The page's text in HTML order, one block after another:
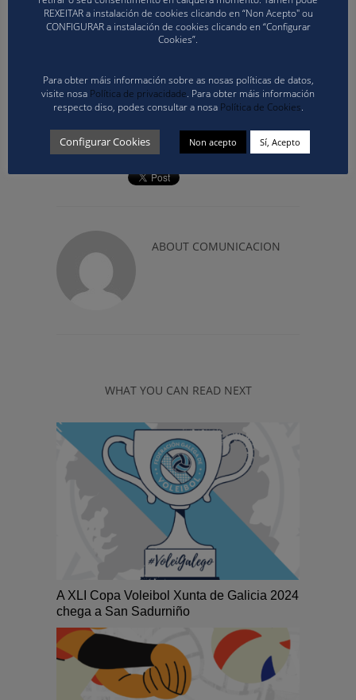
voleibol 2023.
horariosda
Pode consultar aclasificacióndoCampionato
Galego benxamín feminino na seguinte ligazón.
ABOUT COMUNICACION
WHAT YOU CAN READ NEXT
A XLI Copa Voleibol Xunta de Galicia 2024
chega a San Sadurniño
REXEITAR a instalación de cookies clicando en “Non Acepto" ou
CONFIGURAR a instalación de cookies clicando en “Configurar
Cookies”.
Para obter máis información sobre as nosas políticas de datos,
visite nosa Política de privacidade. Para obter máis información
respecto diso, podes consultar a nosa Política de Cookies.
Configurar Cookies Non acepto Sí, Acepto